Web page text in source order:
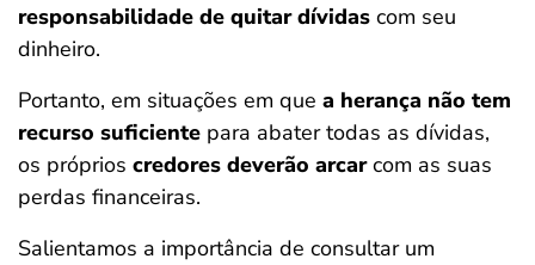
responsabilidade de quitar dívidas com seu
dinheiro.
Portanto, em situações em que a herança não tem
recurso suficiente para abater todas as dívidas,
os próprios credores deverão arcarcom as suas
perdas financeiras.
Salientamos a importância de consultar um